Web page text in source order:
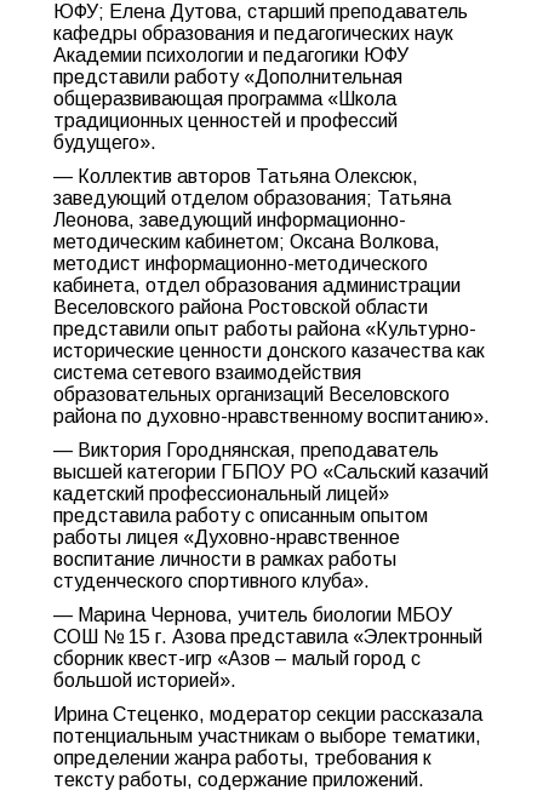
ЮФУ; Елена Дутова, старший преподаватель
кафедры образования и педагогических наук
Академии психологии и педагогики ЮФУ
представили работу «Дополнительная
общеразвивающая программа «Школа
традиционных ценностей и профессий
будущего».
— Коллектив авторов Татьяна Олексюк,
заведующий отделом образования; Татьяна
Леонова, заведующий информационно-
методическим кабинетом; Оксана Волкова,
методист информационно-методического
кабинета, отдел образования администрации
Веселовского района Ростовской области
представили опыт работы района «Культурно-
исторические ценности донского казачества как
система сетевого взаимодействия
образовательных организаций Веселовского
района по духовно-нравственному воспитанию».
— Виктория Городнянская, преподаватель
высшей категории ГБПОУ РО «Сальский казачий
кадетский профессиональный лицей»
представила работу с описанным опытом
работы лицея «Духовно-нравственное
воспитание личности в рамках работы
студенческого спортивного клуба».
— Марина Чернова, учитель биологии МБОУ
СОШ № 15 г. Азова представила «Электронный
сборник квест-игр «Азов – малый город с
большой историей».
Ирина Стеценко, модератор секции рассказала
потенциальным участникам о выборе тематики,
определении жанра работы, требования к
тексту работы, содержание приложений.